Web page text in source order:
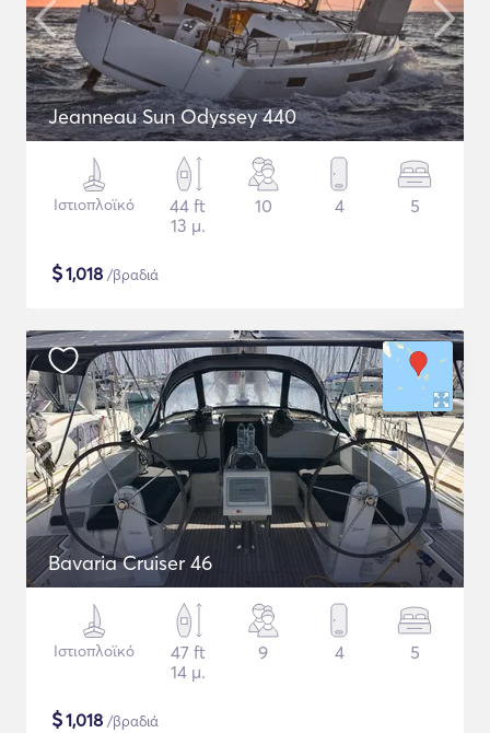
Jeanneau Sun Odyssey 440
Ιστιοπλοϊκό
44 ft
13 μ.
10 4 5
$1,018 /βραδιά
Bavaria Cruiser 46
Ιστιοπλοϊκό
47 ft
14 μ.
9 4 5
$1,018 /βραδιά